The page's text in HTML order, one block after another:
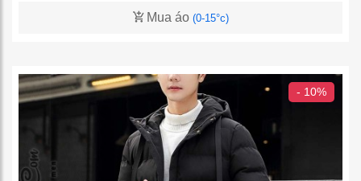
Mua áo (0-15°c)
- 10%